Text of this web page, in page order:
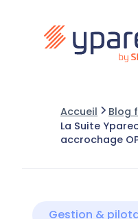
Accueil
Blog
La Suite
accrochage
Gestion &